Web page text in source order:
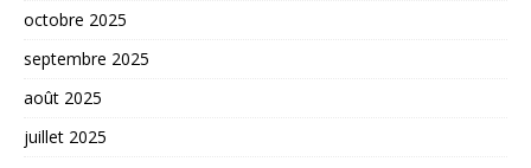
octobre 2025
septembre 2025
août 2025
juillet 2025